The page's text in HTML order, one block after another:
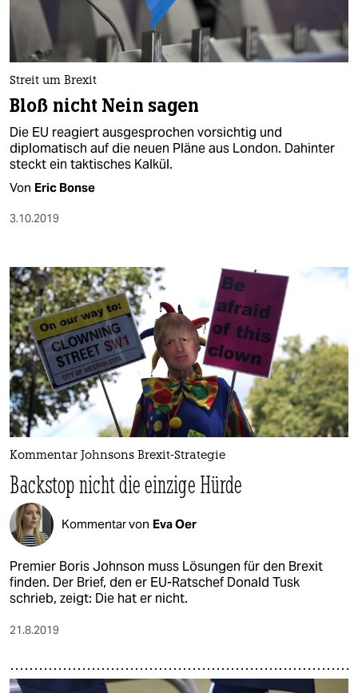
Streit um Brexit
Bloß nicht Nein sagen
Die EU reagiert ausgesprochen vorsichtig und
diplomatisch auf die neuen Pläne aus London. Dahinter
steckt ein taktisches Kalkül.
Von Eric Bonse
3.10.2019
Kommentar Johnsons Brexit-Strategie
Backstop nicht die einzige Hürde
Kommentar von Eva Oer
Premier Boris Johnson muss Lösungen für den Brexit
finden. Der Brief, den er EU-Ratschef Donald Tusk
schrieb, zeigt: Die hat er nicht.
21.8.2019